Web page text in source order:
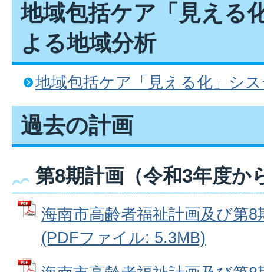
地域包括ケア「見える
よる地域分析
地域包括ケア「見える化」シ
過去の計画
第8期計画（令和3年度か
海南市高齢者福祉計画及び第8
(PDFファイル: 5.3MB)